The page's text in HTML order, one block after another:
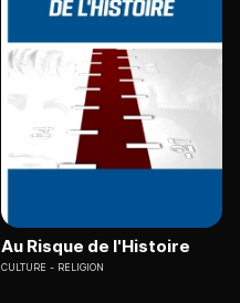
Au Risque de l'Histoire
CULTURE RELIGION